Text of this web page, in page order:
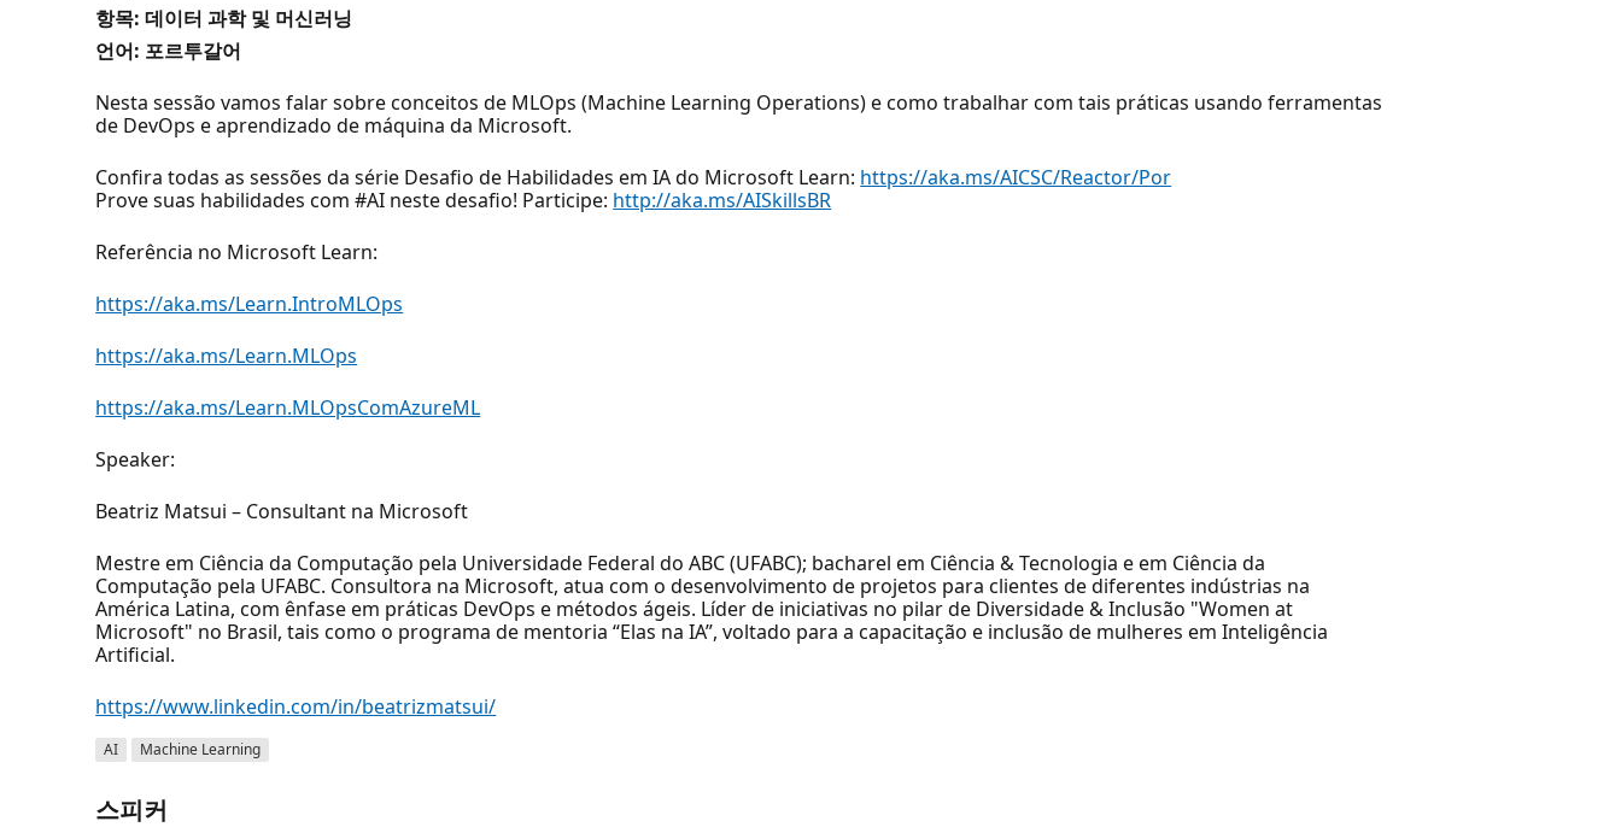
항목: 데이터 과학 및 머신러닝
언어: 포르투갈어
Nesta sessão vamos falar sobre conceitos de MLOps (Machine Learning Operations) e como trabalhar com tais práticas usando ferramentas
de DevOps e aprendizado de máquina da Microsoft.
Confira todas as sessões da série Desafio de Habilidades em IA do Microsoft Learn: https://aka.ms/AICSC/Reactor/Por
Prove suas habilidades com #AI neste desafio! Participe: http://aka.ms/AISkillsBR
Referência no Microsoft Learn:
https://aka.ms/Learn.IntroMLOps
https://aka.ms/Learn.MLOps
https://aka.ms/Learn.MLOpsComAzureML
Speaker:
Beatriz Matsui – Consultant na Microsoft
Mestre em Ciência da Computação pela Universidade Federal do ABC (UFABC); bacharel em Ciência & Tecnologia e em Ciência da
Computação pela UFABC. Consultora na Microsoft, atua com o desenvolvimento de projetos para clientes de diferentes indústrias na
América Latina, com ênfase em práticas DevOps e métodos ágeis. Líder de iniciativas no pilar de Diversidade & Inclusão "Women at
Microsoft" no Brasil, tais como o programa de mentoria “Elas na IA”, voltado para a capacitação e inclusão de mulheres em Inteligência
Artificial.
https://www.linkedin.com/in/beatrizmatsui/
AI Machine Learning
스피커